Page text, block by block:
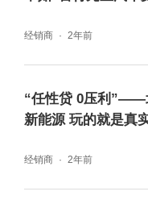
座空间,让你能呼
然,这样一款硬汉
的驾驶模式,让你
面世。造型上时
经销商 2年前
“任性贷 0压利”——
新能源 玩的就是真
经销商 2年前